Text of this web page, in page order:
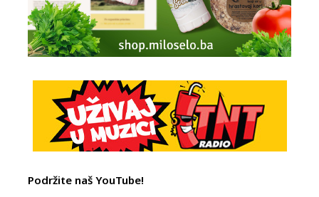
Podržite naš YouTube!